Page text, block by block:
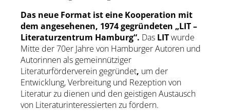
Das neue Format ist eine Kooperation mit
dem angesehenen, 1974 gegründeten „LIT –
Literaturzentrum Hamburg“. Das LITwurde
Mitte der 70er Jahre von Hamburger Autoren und
Autorinnen als gemeinnütziger
Literaturförderverein gegründet, um der
Entwicklung, Verbreitung und Rezeption von
Literatur zu dienen und den geistigen Austausch
von Literaturinteressierten zu fördern.